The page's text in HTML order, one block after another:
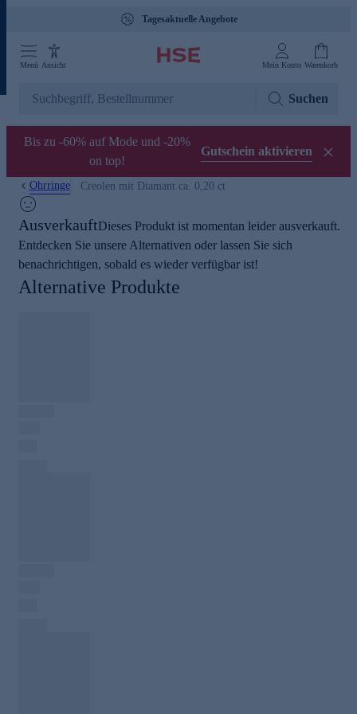
Tagesaktuelle Angebote
Menü Ansicht Mein Konto Warenkorb
Suchen
Bis zu -60% auf Mode und -20%
on top!
Gutschein aktivieren
Ohrringe Creolen mit Diamant ca. 0,20 ct
AusverkauftDieses Produkt ist momentan leider ausverkauft.
Entdecken Sie unsere Alternativen oder lassen Sie sich
benachrichtigen, sobald es wieder verfügbar ist!
Alternative Produkte